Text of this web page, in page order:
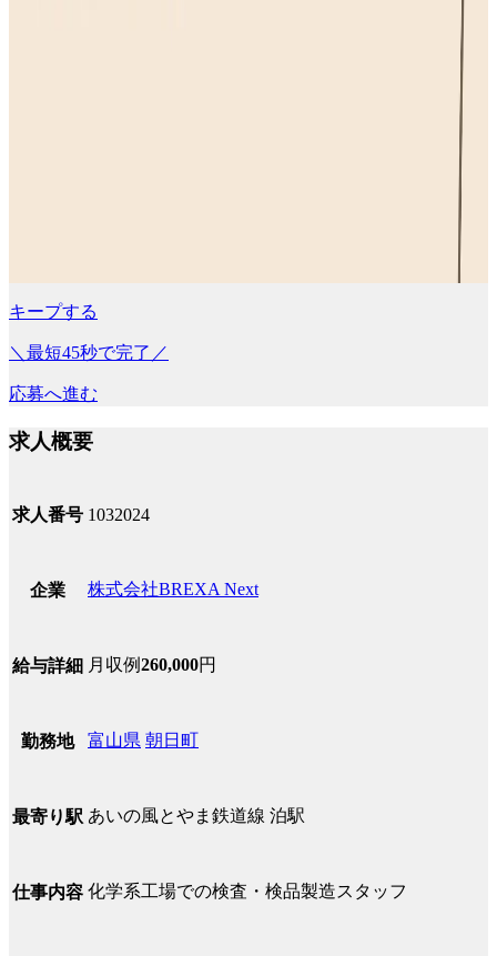
キープする
＼最短45秒で完了／
応募へ進む
求人概要
求人番号 1032024
企業 株式会社BREXA Next
給与詳細 月収例260,000円
勤務地 富山県 朝日町
最寄り駅 あいの風とやま鉄道線 泊駅
仕事内容 化学系工場での検査・検品製造スタッフ